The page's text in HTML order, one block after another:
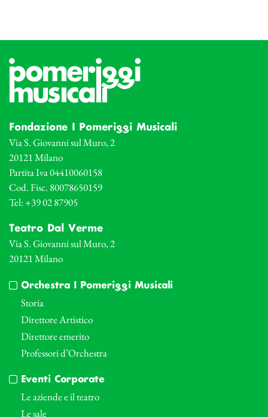
Fondazione I Pomeriggi Musicali
Via S. Giovanni sul Muro, 2
20121 Milano
Partita Iva 04410060158
Cod. Fisc. 80078650159
Tel: +39 02 87905
Teatro Dal Verme
Via S. Giovanni sul Muro, 2
20121 Milano
Orchestra I Pomeriggi Musicali
Storia
Direttore Artistico
Direttore emerito
Professori d’Orchestra
Eventi Corporate
Le aziende e il teatro
Le sale